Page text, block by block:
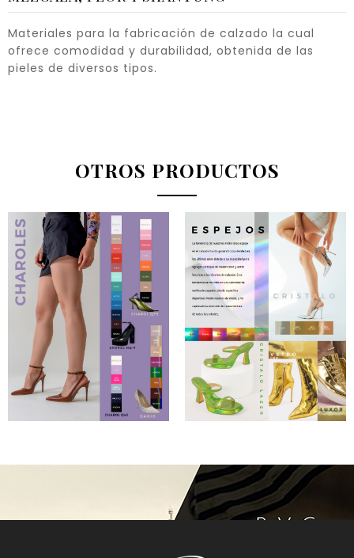
Materiales para la fabricación de calzado la cual
ofrece comodidad y durabilidad, obtenida de las
pieles de diversos tipos.
OTROS PRODUCTOS